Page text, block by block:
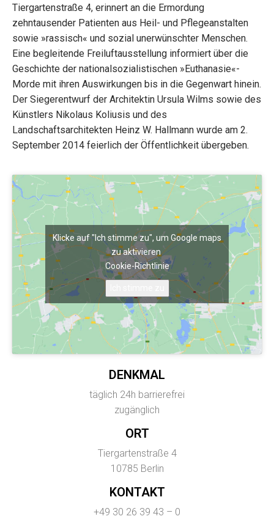
Tiergartenstraße 4, erinnert an die Ermordung
zehntausender Patienten aus Heil- und Pflegeanstalten
sowie »rassisch« und sozial unerwünschter Menschen.
Eine begleitende Freiluftausstellung informiert über die
Geschichte der nationalsozialistischen »Euthanasie«-
Morde mit ihren Auswirkungen bis in die Gegenwart hinein.
Der Siegerentwurf der Architektin Ursula Wilms sowie des
Künstlers Nikolaus Koliusis und des
Landschaftsarchitekten Heinz W. Hallmann wurde am 2.
September 2014 feierlich der Öffentlichkeit übergeben.
Klicke auf "Ich stimme zu", um Google maps
zu aktivieren
Cookie-Richtlinie
DENKMAL
täglich 24h barrierefrei
zugänglich
ORT
Tiergartenstraße 4
10785 Berlin
KONTAKT
+49 30 26 39 43 – 0